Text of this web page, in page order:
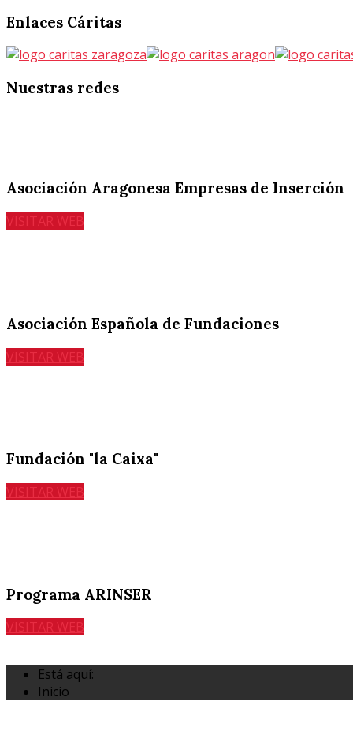
Enlaces Cáritas
Nuestras redes
Asociación Aragonesa Empresas de Inserción
VISITAR WEB
Asociación Española de Fundaciones
VISITAR WEB
Fundación "la Caixa"
VISITAR WEB
Programa ARINSER
VISITAR WEB
Está aquí:
Inicio